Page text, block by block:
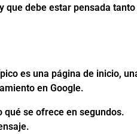
que debe estar pensada
es una página de inicio,
en Google.
qué se ofrece en segundos.